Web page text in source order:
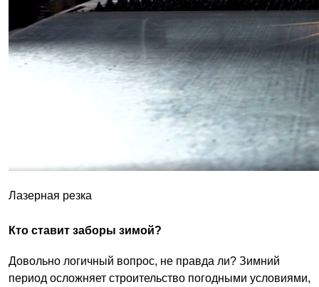
Лазерная резка
Кто ставит заборы зимой?
Довольно логичный вопрос, не правда ли? Зимний
период осложняет строительство погодными условиями,